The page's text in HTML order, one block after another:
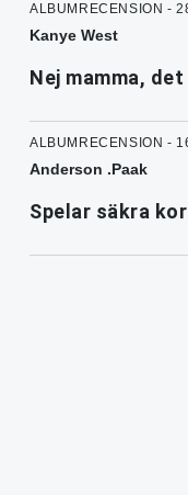
ALBUMRECENSION -
Kanye West
Nej mamma,
ALBUMRECENSION -
Anderson .Paak
Spelar säkra